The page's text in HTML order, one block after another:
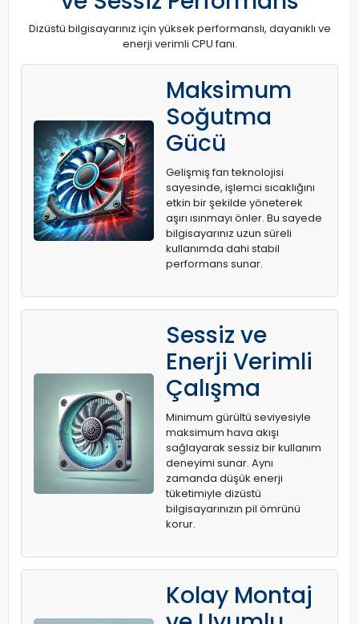
Dizüstü bilgisayarınız için yüksek performanslı, dayanıklı ve
enerji verimli CPU fanı.
Maksimum
Soğutma
Gücü
Gelişmiş fan teknolojisi
sayesinde, işlemci sıcaklığını
etkin bir şekilde yöneterek
aşırı ısınmayı önler. Bu sayede
bilgisayarınız uzun süreli
kullanımda dahi stabil
performans sunar.
Sessiz ve
Enerji Verimli
Çalışma
Minimum gürültü seviyesiyle
maksimum hava akışı
sağlayarak sessiz bir kullanım
deneyimi sunar. Aynı
zamanda düşük enerji
tüketimiyle dizüstü
bilgisayarınızın pil ömrünü
korur.
Kolay Montaj